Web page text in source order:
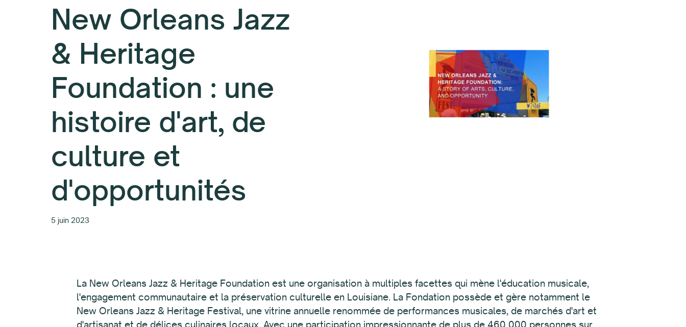
New Orleans Jazz
& Heritage
Foundation : une
histoire d'art, de
culture et
d'opportunités
5 juin 2023
La New Orleans Jazz & Heritage Foundation est une organisation à multiples facettes qui mène l'éducation musicale, l'engagement communautaire et la préservation culturelle en Louisiane. La Fondation possède et gère notamment le New Orleans Jazz & Heritage Festival, une vitrine annuelle renommée de performances musicales, de marchés d'art et d'artisanat et de délices culinaires locaux. Avec une participation impressionnante de plus de 460 000 personnes sur sept jours en avril et mai, le festival revigore la Nouvelle-Orléans, la transformant en un centre dynamique d'expression culturelle. Les recettes du festival jouent également un rôle essentiel dans le financement de la vaste gamme de programmes de la Fondation, qui englobent l'éducation musicale, les partenariats communautaires et les subventions économiques. Ces initiatives font une différence tangible dans la vie des artistes et musiciens en herbe tout en préservant le patrimoine culturel de la ville. Les marchés d'artisanat du festival, son programme de photographes bénévoles et les programmes de subventions de la Fondation sont facilités par trois des services Web de WESTAF : ZAPPlication®, CaFÉ™ et GO Smart™, respectivement. Pour comprendre comment ces services Web ont aidé la Fondation à améliorer l'exécution du festival et à maximiser l'impact de ses programmes sur la communauté locale, nous — Sam Ortega, directeur marketing de WESTAF, et Justine Chapel, directrice marketing et communication de CaFÉ & ZAPP — nous sommes rendus à la Nouvelle-Orléans et avons discuté avec quelques-uns des nombreux leaders qui font avancer les choses.Au fil des ans, le New Orleans Jazz & Heritage Festival a été témoin de la convergence de l'art et de la musique, avec des artistes mettant en valeur leurs talents aux côtés de musiciens de renom à travers ses métiers, ses villages et ses marchés. Nous avons rencontré Christine Berthiaume, directrice de l'artisanat, qui a joué un rôle déterminant dans cette évolution, pour discuter du programme d'artisanat hautement compétitif.Auparavant, le processus de candidature et de jury reposait sur l'envoi par les artistes de diapositives physiques à visionner sur des projecteurs par les jurés. Ce processus était sans surprise inefficace car elle recevait près de 400 candidatures dans la seule catégorie des arts contemporains. Cependant, en 2006, le festival s'est tourné vers ZAPPlication® (ZAPP) pour rationaliser le processus. Cela a apporté un nouveau niveau d’efficacité et de commodité, car les artistes pouvaient désormais télécharger des images et soumettre des candidatures sur le site Web de ZAPP et les organisateurs du festival pouvaient désormais gérer les candidatures et diriger le jury numériquement. Depuis lors, ZAPP est devenu un outil essentiel du département de l’artisanat, et le festival attire désormais chaque année un mélange diversifié d’artistes nouveaux et récurrents. Aujourd’hui, le festival comprend le Congo Square African Marketplace, qui présente des personnes et des œuvres d’art de la diaspora africaine ; le Louisiana Marketplace, qui présente des objets artisanaux faits à la main par des artistes de Louisiane ; et Contemporary Crafts, une vitrine nationalement reconnue d’artistes travaillant dans toutes les disciplines. La popularité de cette opportunité pour les artistes – la possibilité de voir leur travail exposé devant des centaines de milliers de personnes – signifie que le festival invite un groupe différent d’artistes et d’artisans chaque week-end, offrant aux festivaliers un éventail différent d’œuvres d’art parmi lesquelles acheter. Mais comment les artistes exposants sont-ils sélectionnés ? Berthiaume a exprimé une incroyable fierté quant à l’intégrité du processus du jury. Elle invite des jurés d'horizons géographiques, artistiques et raciaux divers et les encourage à rechercher des œuvres d'art de styles variés (« du funky au raffiné », comme le dit Berthiaume). Le résultat est une exposition dynamique et organisée d'œuvres d'art et d'artisanat habilement réalisées qui offrent aux festivaliers de nombreuses possibilités de parcourir et d'acheter. Alors que Berthiaume réfléchissait à ses aspirations pour le festival et le département d'artisanat, elle a souligné l'aide inestimable fournie par ZAPP et son équipe de service client réactive. « Je me souviens juste que tout s'est bien passé », a déclaré Berthiaume. « Oh mon Dieu, où étions-nous et pourquoi n'avons-nous pas fait ça ! » Avec le soutien de ZAPP, le festival continue de se renforcer et de prospérer, restant un centre joyeux où l'art, la culture et la musique convergent pour créer une expérience inoubliable pour tous. Tout au long de l'histoire du festival, les archives Jazz & Heritage ont été là pour capturer et préserver son héritage. Avec une collection qui comprend plus de 50 ans de documents historiques du Jazz Fest, de nouveaux documents sont ajoutés chaque année grâce au programme de photographes bénévoles des archives. En discutant avec l'archiviste Rachel Lyons, nous avons appris comment le programme a évolué au fil des ans et comment CallForEntry™ (CaFÉ) est devenu l'outil privilégié pour recueillir les candidatures pour cette opportunité d'archivage. Le programme a commencé en 2004 lorsque Lyons a invité des photographes connus à documenter le festival spécifiquement pour les archives. Il a été ouvert au public quelques années plus tard, et depuis lors, tout le monde peut soumettre des candidatures et être considéré pour le poste. À cette époque, Lyons collectait des images de portfolio qui lui étaient envoyées par courrier électronique et créait des présentations PowerPoint pour le jury. Alors que de plus en plus de candidatures arrivaient et que les courriels s'accumulaient, Lyons a fait appel à CaFÉ pour l'aider dans le processus de soumission. Recommandée par sa collègue du Jazz Fest, Christine Berthiaume, qui utilisait sa plateforme sœur ZAPPlication®, Lyons a rapidement réalisé le potentiel de CaFÉ pour se connecter à un public plus large de photographes et simplifier le processus du jury. « C'est vraiment génial », a déclaré Lyons. « Je veux dire, c'est tellement facile à utiliser. » Cette année, le programme a reçu plus de 100 candidatures de photographes de tout le pays. Le processus de sélection lui-même impliquait un examen à l'aveugle par un jury composé de trois photographes professionnels. Les jurés ont examiné les portfolios soumis et évalué leur compétence à documenter des événements culturels en direct. Au final, le programme a invité 16 photographes dévoués - dont un mélange de professionnels et d'amateurs - à documenter le festival pour les archives. La plupart se sont vu attribuer des scènes spécifiques, tandis que d'autres ont été invités à capturer des défilés et la culture interne du festival, comme les stands d'artisanat et les zones de restauration. Lyons a donné aux photographes une liberté créative, avec quelques conseils pour s'assurer que l'essence du festival soit capturée. « Je n'ai pas besoin de la photo parfaite de Lizzo », a-t-elle déclaré, « j'ai besoin d'un enregistrement historique de ce à quoi ressemblait la performance de Lizzo... Si vous regardez ce à quoi les gens réagissent, historiquement, c'est là que vous pouvez voir plus de contexte. » Après le festival, les photographes effectuent des modifications de base et organisent leurs images avant de les remettre à l'archiviste numérique, qui intègre les photos dans les archives. Bien que les archives abritent actuellement des centaines de milliers de photographies physiques et numériques, il est prévu d'améliorer l'accessibilité et l'interface publique du système de gestion des ressources numériques (DAM). Lyons envisage un avenir où les participants au festival pourront facilement parcourir et profiter de la vaste collection de photos du Jazz Fest. D'ici là, le programme continuera de capturer l'essence et la diversité du festival, permettant aux générations futures de vivre la magie de cet événement emblématique. À droite : en collaboration avec les archives Jazz & Heritage, la Fondation Arhoolie a présenté une sélection de photographies organisées par le fondateur d'Arhoolie Records, Chris Strachwitz, qui a documenté le Jazz Fest depuis le début. Reconnaissant l'intégration transparente, la fonctionnalité et l'impact qu'offrent ZAPP et CaFÉ, Rachel a proposé que la Fondation envisage d'adopter GO Smart pour rationaliser sa programmation de subventions. Nous avons eu le plaisir de parler avec Kia Robinson Hatfield, directrice des programmes, du marketing et des communications de la Fondation, qui est à l'avant-garde de ce travail. Hatfield gère toute la programmation culturelle, y compris les concerts et les festivals, les subventions de développement économique et la programmation éducative pour les jeunes, reliant la communauté locale à une pléthore d'opportunités et augmentant la visibilité des musiciens locaux. La Fondation est l'une des organisations, sinon la seule, à fournir plusieurs micro-subventions à de plus petites organisations qui ne sont pas éligibles aux programmes de subventions plus importants, établissant ainsi un moyen équitable et accessible de soutenir les artistes locaux. Le New Orleans Jazz & Heritage Festival servant de catalyseur pour amener des fonds et soutenir la mission de la Fondation, ils ont distribué environ 140 ... Hatfield a souligné à quel point il est facile d'utiliser GO Smart pour gérer le front-end et le back-end et à quel point il est utile de pouvoir compter sur le support client en cas de besoin. « J'ai essayé plusieurs systèmes de gestion de subventions et celui-ci est de loin le plus simple à utiliser », a-t-elle déclaré. « Je travaille avec des personnes habituées à rédiger des demandes de subventions jusqu'à des personnes qui sont des membres de la communauté qui essaient simplement de faire de bonnes choses, des enseignants et des porteurs de culture qui ont eu des problèmes d'accessibilité